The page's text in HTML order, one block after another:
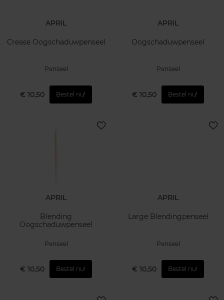
APRIL
Crease Oogschaduwpenseel
Penseel
€ 10,50 Bestel nu!
APRIL
Oogschaduwpenseel
Penseel
€ 10,50 Bestel nu!
APRIL
Blending
Oogschaduwpenseel
Penseel
€ 10,50 Bestel nu!
APRIL
Large Blendingpenseel
Penseel
€ 10,50 Bestel nu!